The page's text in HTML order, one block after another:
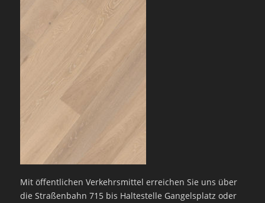
Mit öffentlichen Verkehrsmittel erreichen Sie uns über
die Straßenbahn 715 bis Haltestelle Gangelsplatz oder